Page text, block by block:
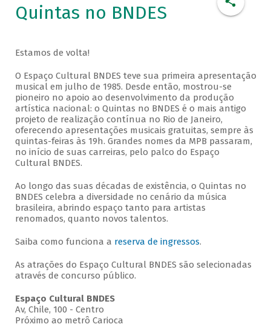
Quintas no BNDES
Estamos de volta!
O Espaço Cultural BNDES teve sua primeira apresentação
musical em julho de 1985. Desde então, mostrou-se
pioneiro no apoio ao desenvolvimento da produção
artística nacional: o Quintas no BNDES é o mais antigo
projeto de realização contínua no Rio de Janeiro,
oferecendo apresentações musicais gratuitas, sempre às
quintas-feiras às 19h. Grandes nomes da MPB passaram,
no início de suas carreiras, pelo palco do Espaço
Cultural BNDES.
Ao longo das suas décadas de existência, o Quintas no
BNDES celebra a diversidade no cenário da música
brasileira, abrindo espaço tanto para artistas
renomados, quanto novos talentos.
Saiba como funciona a reserva de ingressos.
As atrações do Espaço Cultural BNDES são selecionadas
através de concurso público.
Espaço Cultural BNDES
Av, Chile, 100 - Centro
Próximo ao metrô Carioca